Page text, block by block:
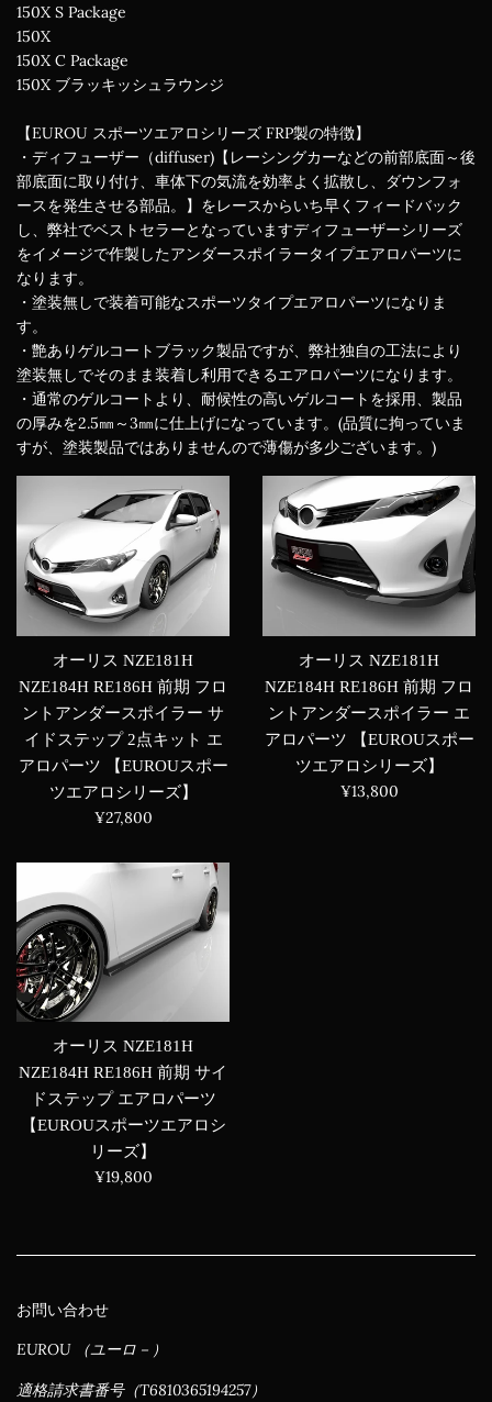
150X S Package
150X
150X C Package
150X ブラッキッシュラウンジ
【EUROU スポーツエアロシリーズ FRP製の特徴】
・ディフューザー（diffuser)【レーシングカーなどの前部底面～後
部底面に取り付け、車体下の気流を効率よく拡散し、ダウンフォ
ースを発生させる部品。】をレースからいち早くフィードバック
し、弊社でベストセラーとなっていますディフューザーシリーズ
をイメージで作製したアンダースポイラータイプエアロパーツに
なります。
・塗装無しで装着可能なスポーツタイプエアロパーツになりま
す。
・艶ありゲルコートブラック製品ですが、弊社独自の工法により
塗装無しでそのまま装着し利用できるエアロパーツになります。
・通常のゲルコートより、耐候性の高いゲルコートを採用、製品
の厚みを2.5㎜～3㎜に仕上げになっています。(品質に拘っていま
すが、塗装製品ではありませんので薄傷が多少ございます。)
オーリス NZE181H
NZE184H RE186H 前期 フロ
ントアンダースポイラー サ
イドステップ 2点キット エ
アロパーツ 【EUROUスポー
ツエアロシリーズ】
通
価
¥27,800
オーリス NZE181H
NZE184H RE186H 前期 フロ
ントアンダースポイラー エ
アロパーツ 【EUROUスポー
ツエアロシリーズ】
通
¥13,800
オーリス NZE181H
NZE184H RE186H 前期 サイ
ドステップ エアロパーツ
【EUROUスポーツエアロシ
リーズ】
通
¥19,800
お問い合わせ
EUROU （ユーロ－）
適格請求書番号（T6810365194257）